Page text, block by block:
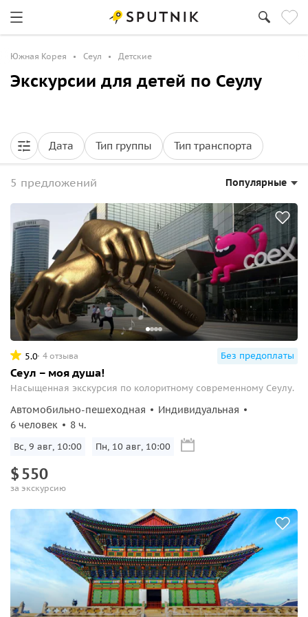
Южная Корея Сеул Детские
Экскурсии для детей по Сеулу
Дата Тип группы Тип транспорта
5 предложений Популярные
5.0 4 отзыва Без предоплаты
Сеул – моя душа!
Насыщенная экскурсия по колоритному современному Сеулу.
Автомобильно-пешеходная
Индивидуальная
6 человек
8 ч.
Вс, 9 авг, 10:00 Пн, 10 авг, 10:00
$550
за экскурсию